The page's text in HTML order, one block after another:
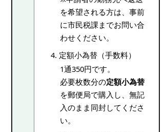
を希望される方は、事前
に市民税課までお問い合
わせください。
定額小為替（手数料）
1通350円です。
必要枚数分の定額小為替
を郵便局で購入し、無記
入のまま同封してくださ
い。